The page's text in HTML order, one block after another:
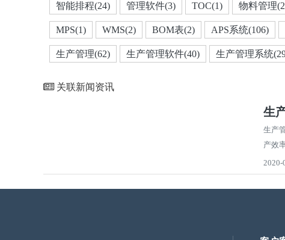
智能排程(24) 管理软件(3) TOC(1) 物料管理
MPS(1) WMS(2) BOM表(2) APS系统(106)
生产管理(62) 生产管理软件(40) 生产管理系统
关联新闻资讯
生
生产
产效
2020-